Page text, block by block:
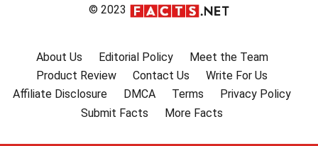
© 2023
About Us Editorial Policy
Meet the Team
Product Review
Contact Us
Write For Us
Affiliate Disclosure
DMCA Terms
Privacy Policy
Submit Facts
More Facts